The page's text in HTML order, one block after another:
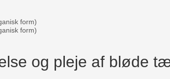
form)
form)
og pleje af bløde